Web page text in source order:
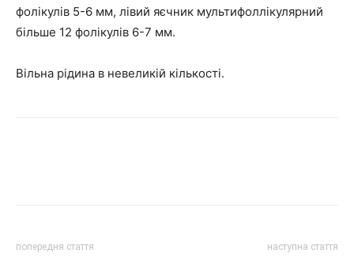
фолікулів 5-6 мм, лівий яєчник мультифоллікулярний
більше 12 фолікулів 6-7 мм.
Вільна рідина в невеликій кількості.
попередня стаття наступна стаття